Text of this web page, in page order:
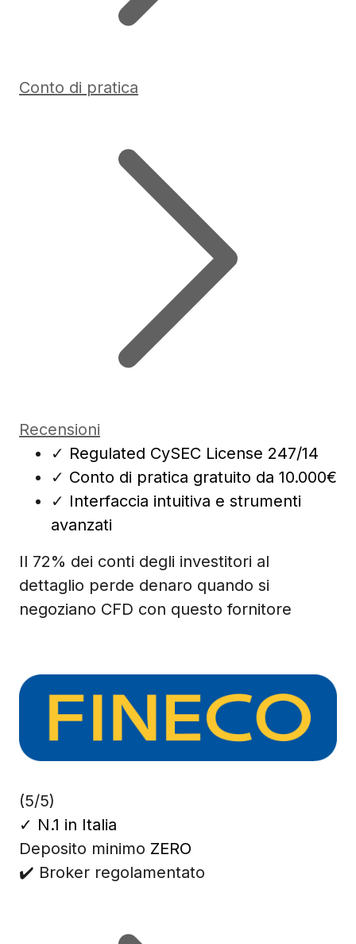
Conto di pratica
Recensioni
✓ Regulated CySEC License 247/14
✓ Conto di pratica gratuito da 10.000€
✓ Interfaccia intuitiva e strumenti
avanzati
Il 72% dei conti degli investitori al
dettaglio perde denaro quando si
negoziano CFD con questo fornitore
(5/5)
✓ N.1 in Italia
Deposito minimo ZERO
✔️ Broker regolamentato